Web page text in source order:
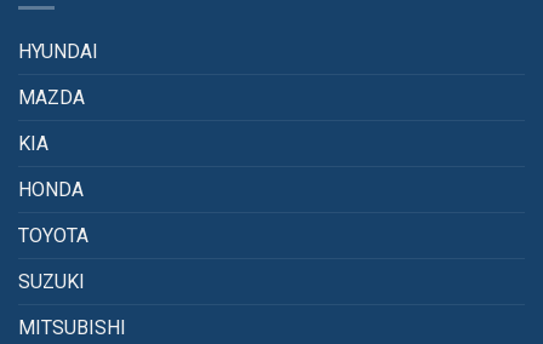
HYUNDAI
MAZDA
KIA
HONDA
TOYOTA
SUZUKI
MITSUBISHI